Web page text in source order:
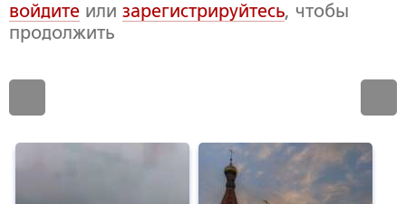
войдите или зарегистрируйтесь, чтобы
продолжить